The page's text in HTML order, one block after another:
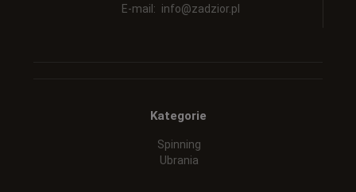
E-mail: info@zadzior.pl
Kategorie
Spinning
Ubrania